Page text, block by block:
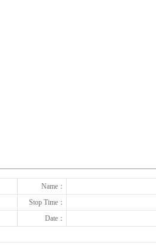
Name：
Stop Time：
Date：